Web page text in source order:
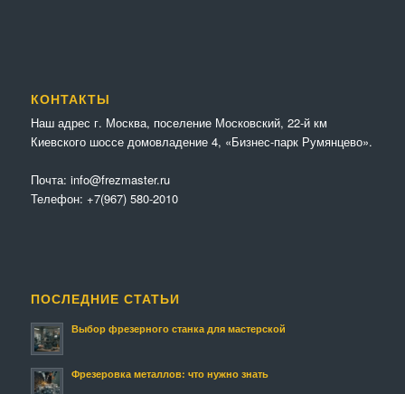
КОНТАКТЫ
Наш адрес г. Москва, поселение Московский, 22-й км
Киевского шоссе домовладение 4, «Бизнес-парк Румянцево».
Почта: info@frezmaster.ru
Телефон: +7(967) 580-2010
ПОСЛЕДНИЕ СТАТЬИ
Выбор фрезерного станка для мастерской
Фрезеровка металлов: что нужно знать